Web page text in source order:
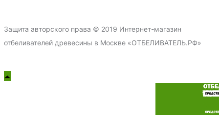
Защита авторского права © 2019 Интернет-магазин
отбеливателей древесины в Москве «ОТБЕЛИВАТЕЛЬ.РФ»